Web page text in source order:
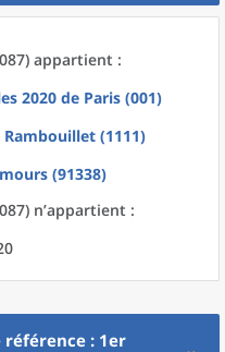
appartient :
2020 de Paris (001)
Rambouillet (1111)
(91338)
n’appartient :
: 1er